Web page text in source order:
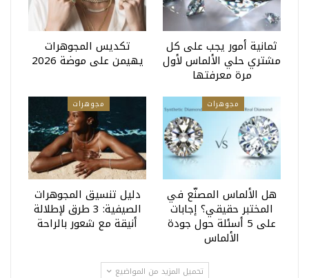
ثمانية أمور يجب على كل
مشتري حلي الألماس لأول
مرة معرفتها
تكديس المجوهرات
يهيمن على موضة 2026
مجوهرات
هل الألماس المصنّع في
المختبر حقيقي؟ إجابات
على 5 أسئلة حول جودة
الألماس
مجوهرات
دليل تنسيق المجوهرات
الصيفية: 3 طرق لإطلالة
أنيقة مع شعور بالراحة
تحميل المزيد من المواضيع